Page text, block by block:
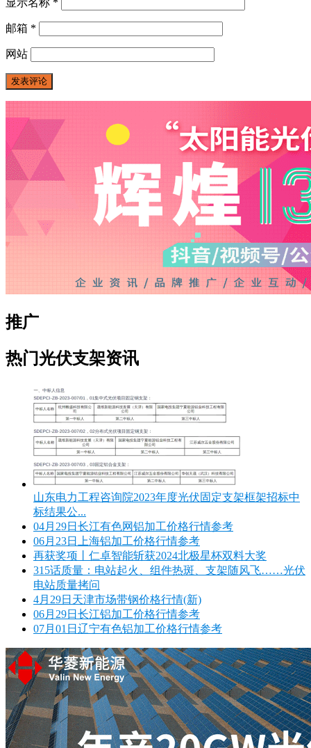
显示名称 *
邮箱 *
网站
推广
热门光伏支架资讯
山东电力工程咨询院2023年度光伏固定支架框架招标中
标结果公...
04月29日长江有色网铝加工价格行情参考
06月23日上海铝加工价格行情参考
再获奖项丨仁卓智能斩获2024北极星杯双料大奖
315话质量：电站起火、组件热斑、支架随风飞……光伏
电站质量拷问
4月29日天津市场带钢价格行情(新)
06月29日长江铝加工价格行情参考
07月01日辽宁有色铝加工价格行情参考